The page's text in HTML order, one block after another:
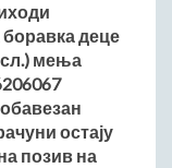
деце
мења
остају
позив на